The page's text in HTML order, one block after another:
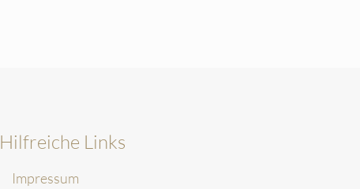
Hilfreiche Links
Impressum